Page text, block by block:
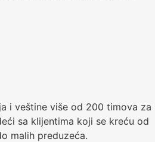
i veštine više od 200 timova za
sa klijentima koji se kreću od
malih preduzeća.